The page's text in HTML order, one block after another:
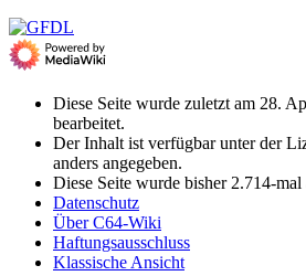
Diese Seite wurde zuletzt am 28.
bearbeitet.
Der Inhalt ist verfügbar unter der
anders angegeben.
Diese Seite wurde bisher 2.714-mal
Datenschutz
Über C64-Wiki
Haftungsausschluss
Klassische Ansicht